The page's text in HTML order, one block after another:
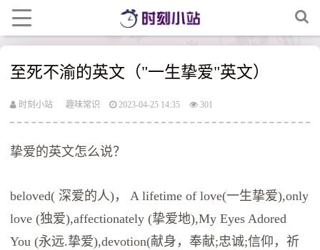
至死不渝的英文（"一生挚爱"英文）
时刻小站 趣味常识 2023-04-25 14:35 301
挚爱的英文怎么说？
beloved( 深爱的人)， A lifetime of love(一生挚爱),only
love (独爱),affectionately (挚爱地),My Eyes Adored
You (永远.挚爱),devotion(献身，奉献;忠诚;信仰，祈